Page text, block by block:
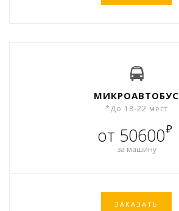
МИКРОАВТОБУС
*До 18-22 мест
от 50600₽
за машину
ЗАКАЗАТЬ